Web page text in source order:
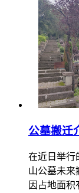
公墓搬迁
在近日举行
山公墓未来
因占地面